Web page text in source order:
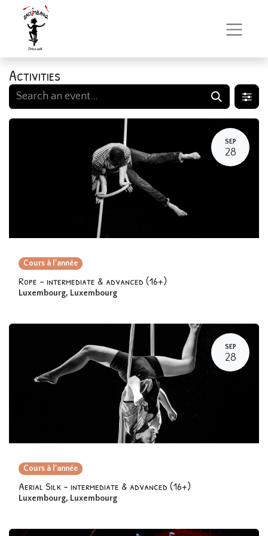
Activities
SEP
28
Cours à l'année
Rope – intermediate & advanced (16+)
Luxembourg, Luxembourg
SEP
28
Cours à l'année
Aerial Silk - intermediate & advanced (16+)
Luxembourg, Luxembourg